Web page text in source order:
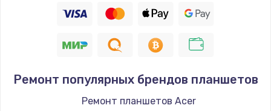
Замена экрана
Ремонт популярных брендов планшетов
Ремонт планшетов Acer